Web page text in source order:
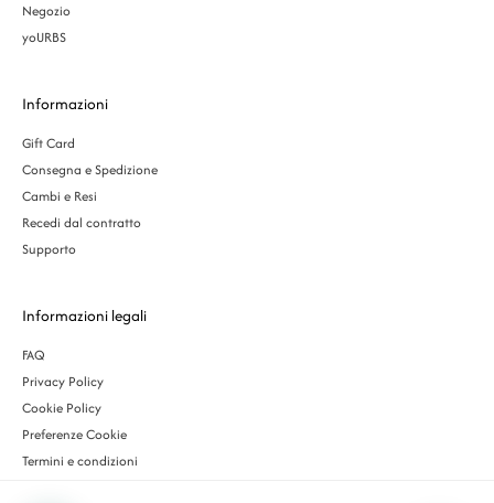
Negozio
yoURBS
Informazioni
Gift Card
Consegna e Spedizione
Cambi e Resi
Recedi dal contratto
Supporto
Informazioni legali
FAQ
Privacy Policy
Cookie Policy
Preferenze Cookie
Termini e condizioni